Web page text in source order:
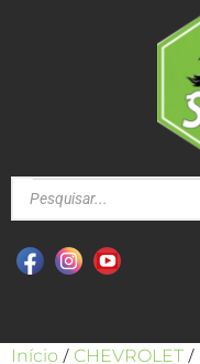
Início / CHEVROLET /